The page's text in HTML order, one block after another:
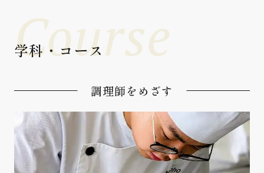
Course
学科・コース
調理師をめざす